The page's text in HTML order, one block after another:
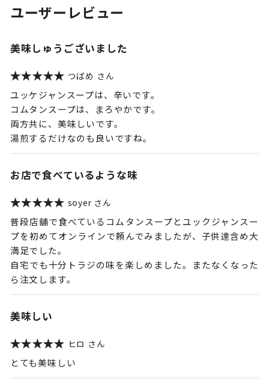
ユーザーレビュー
美味しゅうございました
つばめ
ユッケジャンスープは、辛いです。
コムタンスープは、まろやかです。
両方共に、美味しいです。
湯煎するだけなのも良いですね。
お店で食べているような味
soyer
普段店舗で食べているコムタンスープとユックジャンスー
プを初めてオンラインで頼んでみましたが、子供達含め大
満足でした。
自宅でも十分トラジの味を楽しめました。またなくなった
ら注文します。
美味しい
ヒロ
とても美味しい